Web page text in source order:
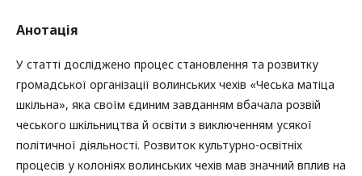
Анотація
У статті досліджено процес становлення та розвитку
громадської організації волинських чехів «Чеська матіца
шкільна», яка своїм єдиним завданням вбачала розвій
чеського шкільництва й освіти з виключенням усякої
політичної діяльності. Розвиток культурно-освітніх
процесів у колоніях волинських чехів мав значний вплив на